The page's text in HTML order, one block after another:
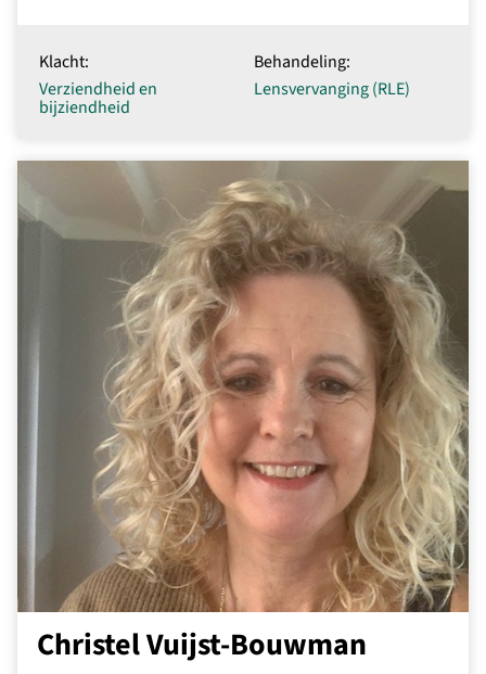
Klacht:
Verziendheid en
bijziendheid
Behandeling:
Lensvervanging (RLE)
Christel Vuijst-Bouwman